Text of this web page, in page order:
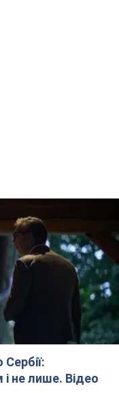
і не лише. Відео